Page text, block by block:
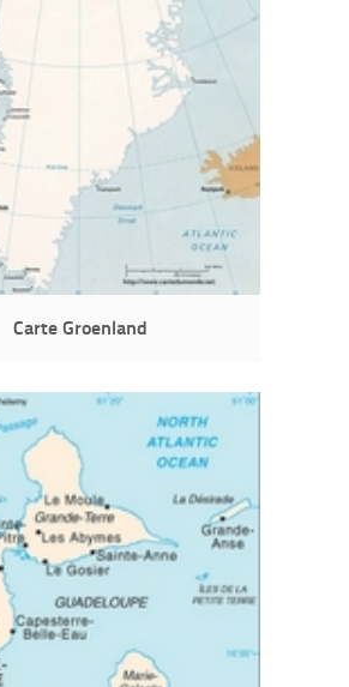
Carte Groenland